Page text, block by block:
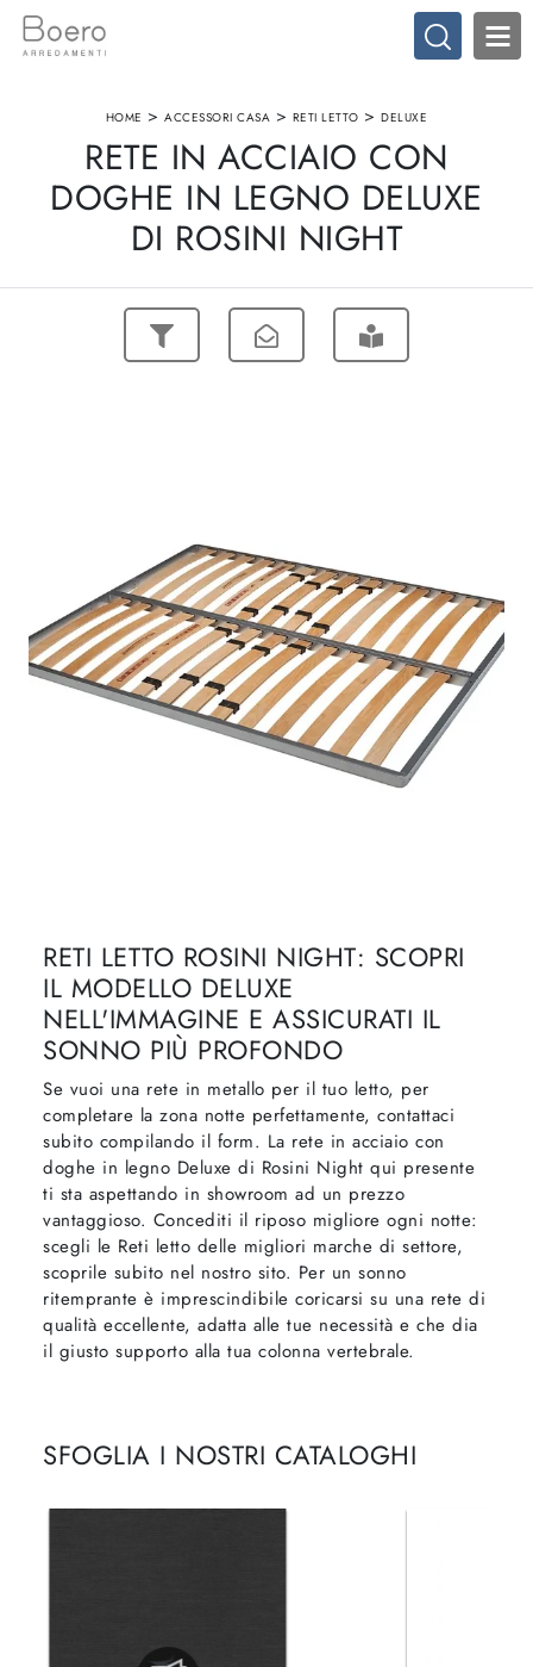
HOME >ACCESSORI CASA > RETI LETTO >DELUXE
RETE IN ACCIAIO CON
DOGHE IN LEGNO DELUXE
DI ROSINI NIGHT
RETI LETTO ROSINI NIGHT: SCOPRI
IL MODELLO DELUXE
NELL'IMMAGINE E ASSICURATI IL
SONNO PIÙ PROFONDO
Se vuoi una rete in metallo per il tuo letto, per
completare la zona notte perfettamente, contattaci
subito compilando il form. La rete in acciaio con
doghe in legno Deluxe di Rosini Night qui presente
ti sta aspettando in showroom ad un prezzo
vantaggioso. Concediti il riposo migliore ogni notte:
scegli le Reti letto delle migliori marche di settore,
scoprile subito nel nostro sito. Per un sonno
ritemprante è imprescindibile coricarsi su una rete di
qualità eccellente, adatta alle tue necessità e che dia
il giusto supporto alla tua colonna vertebrale.
SFOGLIA I NOSTRI CATALOGHI